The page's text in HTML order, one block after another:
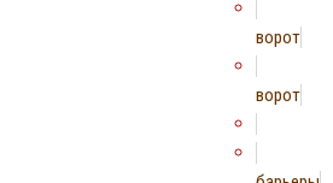
ворот
ворот